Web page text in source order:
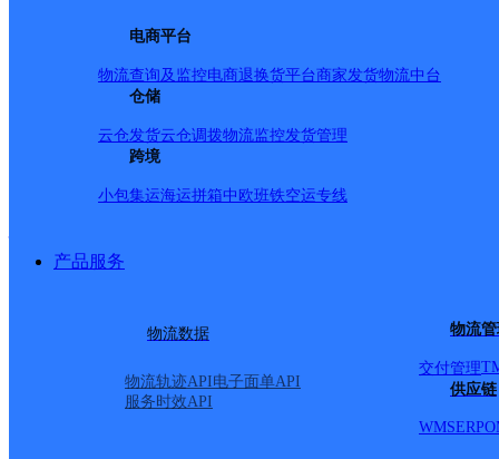
电商平台
物流查询及监控电商退换货平台商家发货物流中台
仓储
云仓发货云仓调拨物流监控发货管理
跨境
小包集运海运拼箱中欧班铁空运专线
产品服务
物流数据
物流轨迹API电子面单API
服务时效API
物流
交付管理
供应链
WMSERP
中通快递(8)
宝兴县(1)
中通快递,雅安市,快递网
派送范围:汉源县新县城
一段至三段，康宁路，